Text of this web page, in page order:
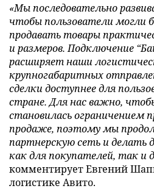
«Мы последовательно
чтобы пользователи могли
продавать товары
и размеров. Подключение
расширяет наши
крупногабаритных
сделки доступнее для
стране. Для нас важно,
становилась ограничением
продаже, поэтому мы
партнерскую сеть и делать
как для покупателей, так и
комментирует Евгений
логистике Авито.